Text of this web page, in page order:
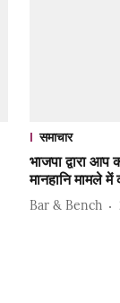
समाचार
भाजपा द्वारा
मानहानि मामले
Bar & Bench